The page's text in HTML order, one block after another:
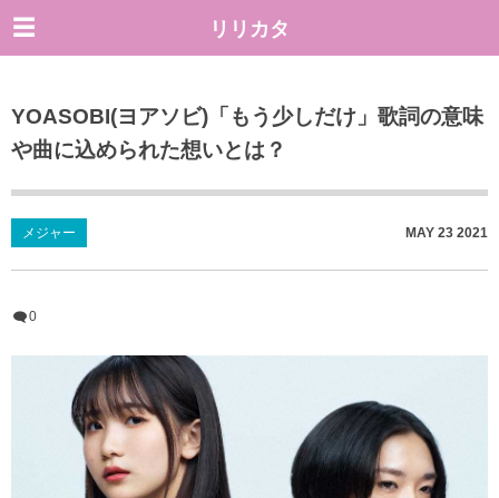
リリカタ
YOASOBI(ヨアソビ)「もう少しだけ」歌詞の意味
や曲に込められた想いとは？
メジャー MAY 23 2021
0